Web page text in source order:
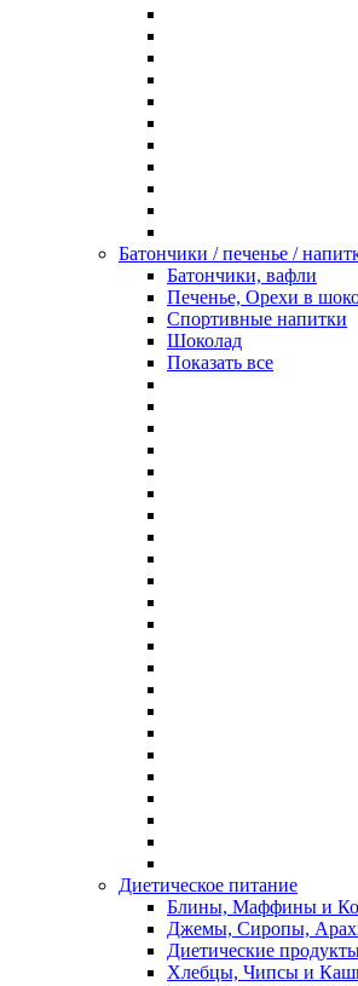
Батончики / печенье /
Батончики, вафли
Печенье, Орехи в
Спортивные напитки
Шоколад
Показать все
Диетическое питание
Блины, Маффины и
Джемы, Сиропы,
Диетические
Хлебцы, Чипсы и